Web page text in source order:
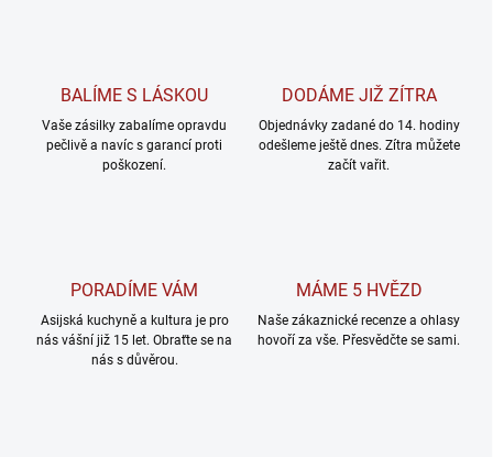
BALÍME S LÁSKOU
Vaše zásilky zabalíme opravdu
pečlivě a navíc s garancí proti
poškození.
DODÁME JIŽ ZÍTRA
Objednávky zadané do 14. hodiny
odešleme ještě dnes. Zítra můžete
začít vařit.
PORADÍME VÁM
Asijská kuchyně a kultura je pro
nás vášní již 15 let. Obraťte se na
nás s důvěrou.
MÁME 5 HVĚZD
Naše zákaznické recenze a ohlasy
hovoří za vše. Přesvědčte se sami.